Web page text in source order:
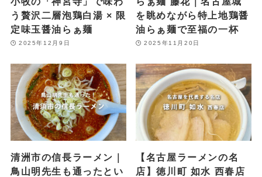
う贅沢二層泡鶏白湯 × 限
定味玉醤油らぁ麺
2025年12月9日
を眺めながら特上地鶏醤
油らぁ麺で至福の一杯
2025年11月20日
清洲市の信長ラーメン｜
鳥山明先生も通ったとい
【名古屋ラーメンの名
店】徳川町 如水 西春店